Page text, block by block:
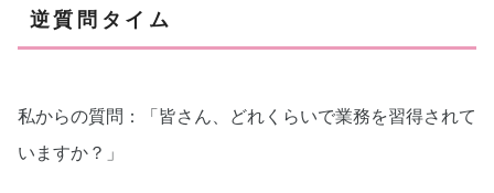
逆質問タイム
私からの質問：「皆さん、どれくらいで業務を習得されて
いますか？」